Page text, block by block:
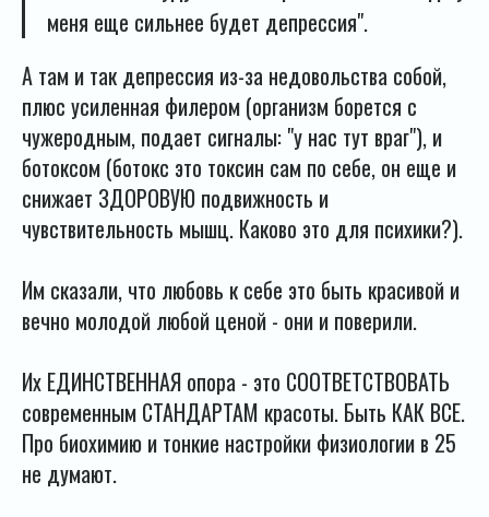
меня еще сильнее будет депрессия".
А там и так депрессия из-за недовольства собой,
плюс усиленная филером (организм борется с
чужеродным, подает сигналы: "у нас тут враг"), и
ботоксом (ботокс это токсин сам по себе, он еще и
снижает ЗДОРОВУЮ подвижность и
чувствительность мышц. Каково это для психики?).
Им сказали, что любовь к себе это быть красивой и
вечно молодой любой ценой - они и поверили.
Их ЕДИНСТВЕННАЯ опора - это СООТВЕТСТВОВАТЬ
современным СТАНДАРТАМ красоты. Быть КАК ВСЕ.
Про биохимию и тонкие настройки физиологии в 25
не думают.